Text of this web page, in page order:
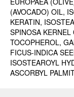
(AVOCADO) OIL,
KERATIN,
SPINOSA
TOCOPHEROL,
FICUS-INDICA
ISOSTEAROYL
ASCORBYL